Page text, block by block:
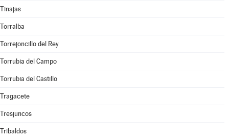
Tinajas
Torralba
Torrejoncillo del Rey
Torrubia del Campo
Torrubia del Castillo
Tragacete
Tresjuncos
Tribaldos